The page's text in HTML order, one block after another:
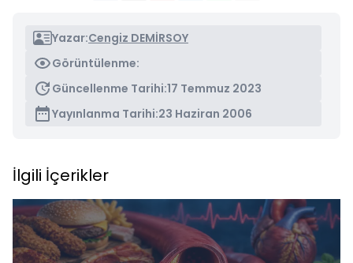
Yazar:Cengiz DEMİRSOY
Görüntülenme:
Güncellenme Tarihi:17 Temmuz 2023
Yayınlanma Tarihi:23 Haziran 2006
İlgili İçerikler